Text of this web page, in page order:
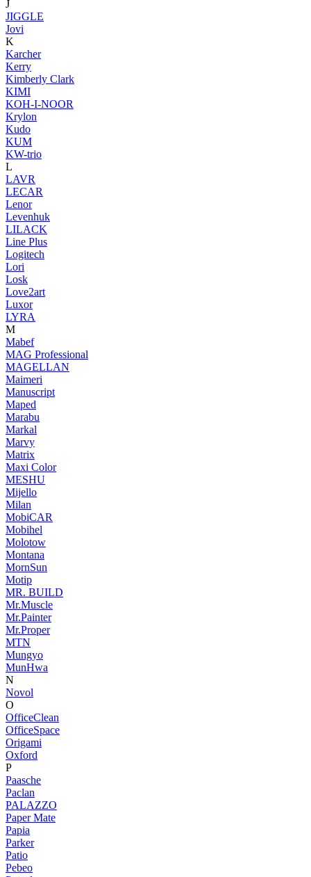
J
JIGGLE
Jovi
K
Karcher
Kerry
Kimberly Clark
KIMI
KOH-I-NOOR
Krylon
Kudo
KUM
KW-trio
L
LAVR
LECAR
Lenor
Levenhuk
LILACK
Line Plus
Logitech
Lori
Losk
Love2art
Luxor
LYRA
M
Mabef
MAG Professional
MAGELLAN
Maimeri
Manuscript
Maped
Marabu
Markal
Marvy
Matrix
Maxi Color
MESHU
Mijello
Milan
MobiCAR
Mobihel
Molotow
Montana
MornSun
Motip
MR. BUILD
Mr.Muscle
Mr.Painter
Mr.Proper
MTN
Mungyo
MunHwa
N
Novol
O
OfficeClean
OfficeSpace
Origami
Oxford
P
Paasche
Paclan
PALAZZO
Paper Mate
Papia
Parker
Patio
Pebeo